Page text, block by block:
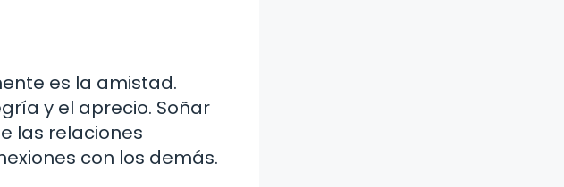
es la amistad.
y el aprecio. Soñar
las relaciones
con los demás.